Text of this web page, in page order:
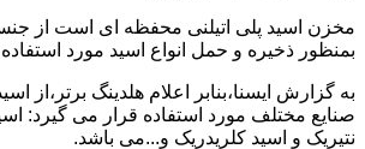
مخزن اسید پلی اتیلنی محفظه ای است از
بمنظور ذخیره و حمل انواع اسید مورد
به گزارش ایسنا،بنابر اعلام هلدینگ برتر،از
صنایع مختلف مورد استفاده قرار می گیرد:
نتیریک و اسید کلریدریک و...می باشد.